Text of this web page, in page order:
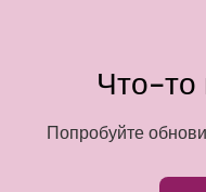
Что-то
Попробуйте